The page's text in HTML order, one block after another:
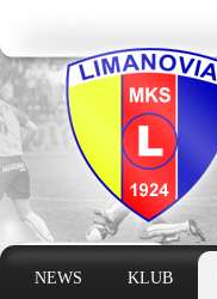
NEWS KLUB